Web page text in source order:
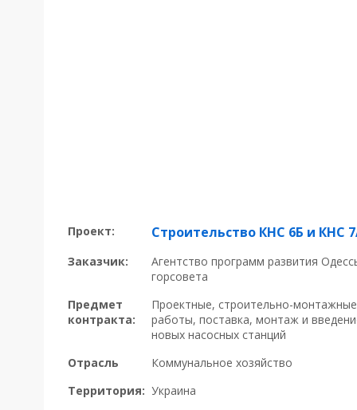
Проект: Строительство КНС 6Б и КНС
Заказчик:
Агентство программ развития
горсовета
Предмет
контракта:
Проектные, строительно-
работы, поставка, монтаж и
новых насосных станций
Отрасль
Коммунальное хозяйство
Территория: Украина